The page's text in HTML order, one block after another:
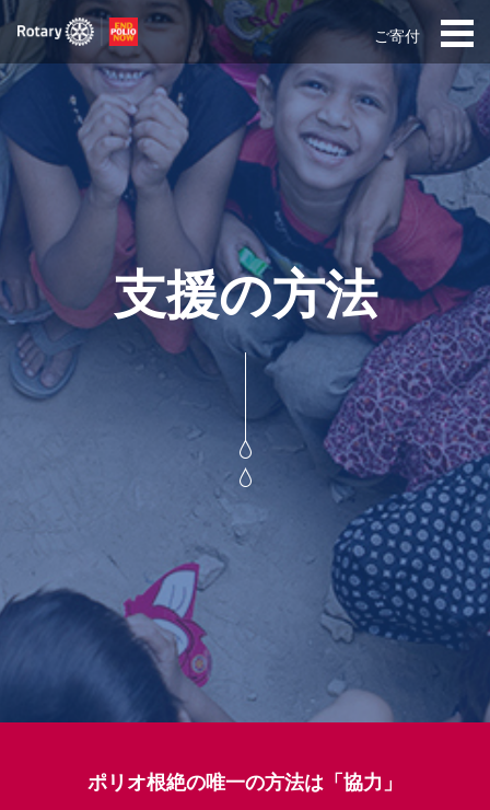
ご寄付
支援の方法
ポリオ根絶の唯一の方法は「協力」